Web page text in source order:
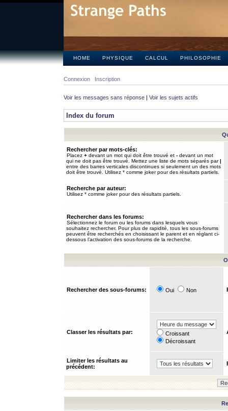
HOME PHYSIQUE CALCUL PHILOSOPHIE
Connexion Inscription
Voir les messages sans réponse | Voir les sujets actifs
Index du forum
Rechercher par mots-clés:
Placez + devant un mot qui doit être trouvé et - devant un mot
qui ne doit pas être trouvé. Mettez une liste de mots séparés par|
entre des barres verticales discontinues si seulement un des mots
doit être trouvé. Utilisez * comme joker pour des résultats partiels.
Recherche par auteur:
Utilisez * comme joker pour des résultats partiels.
Rechercher dans les forums:
Sélectionnez le forum ou les forums dans lesquels vous
souhaitez rechercher. Pour plus de rapidité, tous les sous-forums
peuvent être recherchés en choisissant le parent et en réglant ci-
dessous l’activation des sous-forums de la recherche.
Rechercher des sous-forums: Oui Non
Classer les résultats par:
Croissant
Décroissant
Limiter les résultats au
précédent: